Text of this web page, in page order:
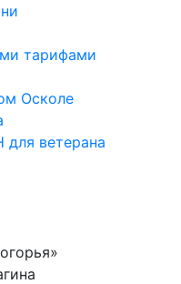
тарифами
Осколе
ветерана